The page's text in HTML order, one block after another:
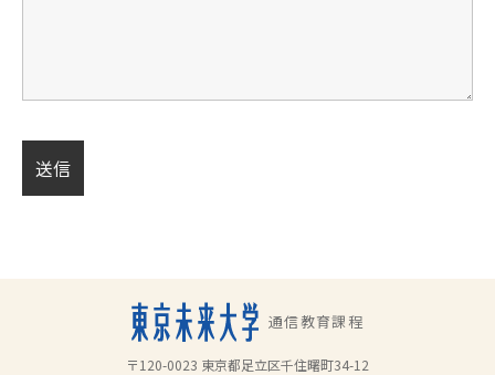
通信教育課程
〒120-0023 東京都足立区千住曙町34-12